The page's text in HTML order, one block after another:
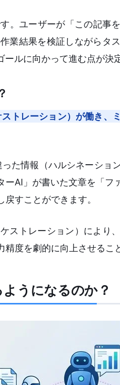
ユーザーが「この記事
業結果を検証しながらタ
ルに向かって進む点が決
トレーション）が働き、
た情報（ハルシネーショ
AI」が書いた文章を「フ
すことができます。
ストレーション）により
度を劇的に向上させるこ
うになるのか？